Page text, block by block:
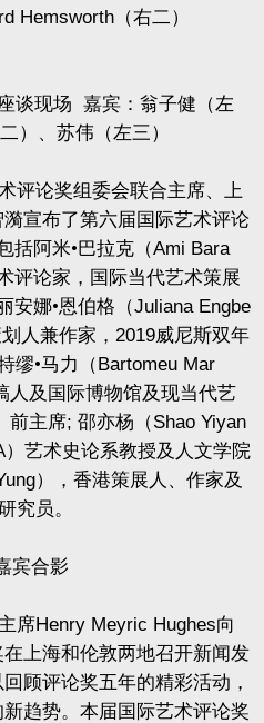
Hemsworth（右二）
谈现场 嘉宾：翁子健（左
）、苏伟（左三）
评论奖组委会联合主席、上
宣布了第六届国际艺术评论
括阿米•巴拉克（Ami Bara
评论家，国际当代艺术策展
安娜•恩伯格（Juliana Engbe
人兼作家， 2019威尼斯双年
缪•马力（Bartomeu Mar
人及国际博物馆及现当代艺
前主席; 邵亦杨（Shao Yiyan
）艺术史论系教授及人文学院
），香港策展人、作家及
究员。
宾合影
席Henry Meyric Hughes向
上海和伦敦两地召开新闻发
顾评论奖五年的精彩活动，
趋势。本届国际艺术评论奖